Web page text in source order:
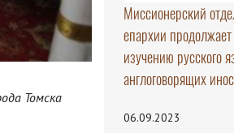
Томска
Миссионерский
епархии
изучению русского
англоговорящих
06.09.2023